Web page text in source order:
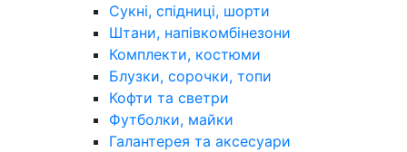
Сукні, спідниці, шорти
Штани, напівкомбінезони
Комплекти, костюми
Блузки, сорочки, топи
Кофти та светри
Футболки, майки
Галантерея та аксесуари